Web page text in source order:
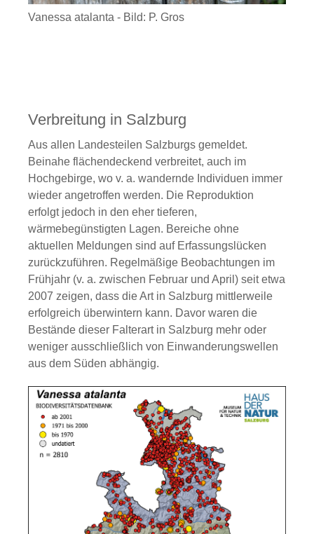
Vanessa atalanta - Bild: P. Gros
Verbreitung in Salzburg
Aus allen Landesteilen Salzburgs gemeldet.
Beinahe flächendeckend verbreitet, auch im
Hochgebirge, wo v. a. wandernde Individuen immer
wieder angetroffen werden. Die Reproduktion
erfolgt jedoch in den eher tieferen,
wärmebegünstigten Lagen. Bereiche ohne
aktuellen Meldungen sind auf Erfassungslücken
zurückzuführen. Regelmäßige Beobachtungen im
Frühjahr (v. a. zwischen Februar und April) seit etwa
2007 zeigen, dass die Art in Salzburg mittlerweile
erfolgreich überwintern kann. Davor waren die
Bestände dieser Falterart in Salzburg mehr oder
weniger ausschließlich von Einwanderungswellen
aus dem Süden abhängig.